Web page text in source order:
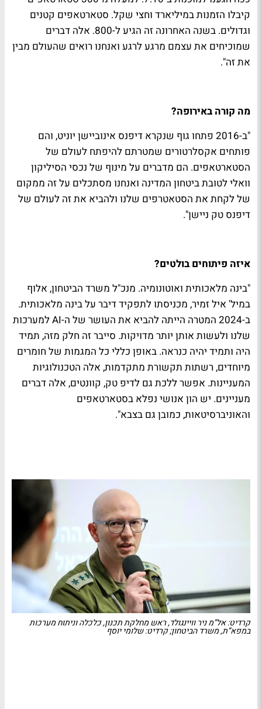
קיבלו הזמנות במיליארד וחצי שקל. סטארטאפים קטנים
וגדולים. בשנה האחרונה זה הגיע ל-800. אלה דברים
שמוכיחים את עצמם מרגע לרגע ואנחנו רואים שהעולם מבין
את זה".
מה קורה באירופה?
"ב-2016 פתחו גוף שנקרא דיפנס אינוביישן יוניט, והם
פותחים אקסלרטורים שמטרתם להיפתח לעולם של
הסטארטאפים. הם מדברים על מינוף של נכסי הסיליקון
וואלי לטובת ביטחון המדינה ואנחנו מסתכלים על זה ממקום
של לקחת את הסטאטרפים שלנו ולהביא את זה לעולם של
דיפנס טק ניישן".
איזה פיתוחים בולטים?
"בינה מלאכותית ואוטונומיה. מנכ"ל משרד הביטחון, אלוף
במיל' איל זמיר, מכניסתו לתפקיד דיבר על בינה מלאכותית.
ב-2024 המטרה הייתה להביא את העושר של ה-AI למערכות
שלנו ולעשות אותן יותר מדויקות. סייבר זה חלק מזה, תמיד
היה ותמיד יהיה כנראה. באופן כללי כל המגמות של חומרים
מיוחדים, רשתות תקשורת מתקדמות, אלה הטכנולוגיות
המעניינות. אפשר ללכת גם לדיפ טק, קוונטים, אלה דברים
מעניינים. יש הון אנושי נפלא בסטארטאפים
והאוניברסיטאות, כמובן גם בצבא".
קרדיט: אל”מ ניר וויינגולד, ראש מחלקת תכנון, כלכלה וניתוח מערכות
במפא”ת, משרד הביטחון; קרדיט: שלומי יוסף